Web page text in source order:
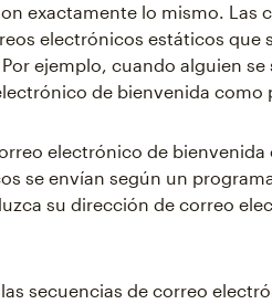
exactamente lo mismo. Las
electrónicos estáticos que
ejemplo, cuando alguien
de bienvenida como
electrónico de bienvenida
se envían según un
su dirección de correo
secuencias de correo